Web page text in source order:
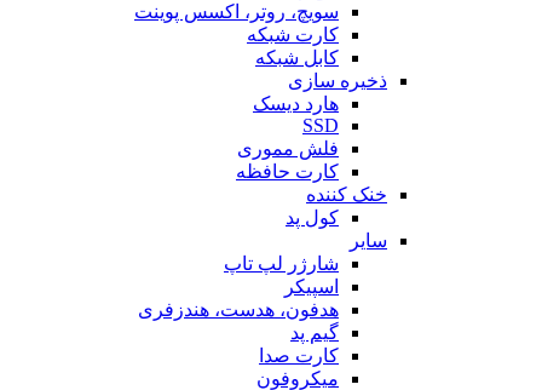
سویچ، روتر، اکسس پوینت
کارت شبکه
کابل شبکه
ذخیره سازی
هارد دیسک
SSD
فلش مموری
کارت حافظه
خنک کننده
کول پد
سایر
شارژر لپ تاپ
اسپیکر
هدفون، هدست، هندزفری
گیم پد
کارت صدا
میکروفون